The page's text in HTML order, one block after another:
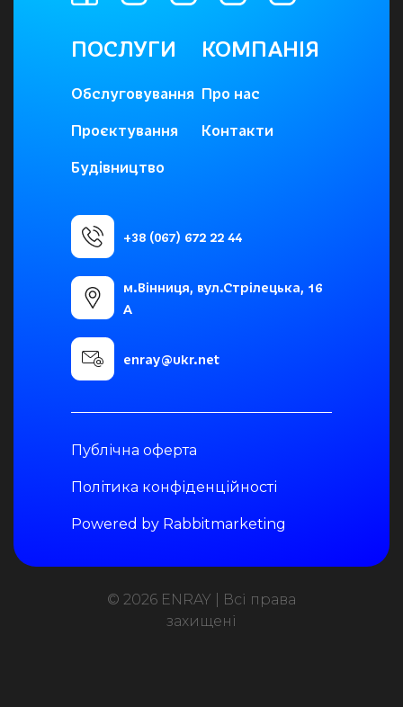
ПОСЛУГИ
Обслуговування
Проєктування
Будівництво
КОМПАНІЯ
Про нас
Контакти
+38 (067) 672 22 44
м.Вінниця, вул.Стрілецька, 16
А
enray@ukr.net
Публічна оферта
Політика конфіденційності
Powered by Rabbitmarketing
© 2026 ENRAY | Всі права
захищені